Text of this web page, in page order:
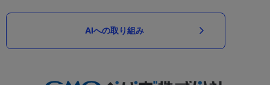
AIへの取り組み